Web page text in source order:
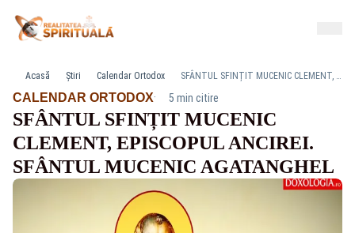
Acasă Știri Calendar Ortodox SFÂNTUL SFINȚIT MUCENIC CLEMENT, EPISCOPUL ANCIREI. SFÂNTUL MUCENIC AGATANGHEL
CALENDAR ORTODOX· 5 min citire
SFÂNTUL SFINȚIT MUCENIC
CLEMENT, EPISCOPUL ANCIREI.
SFÂNTUL MUCENIC AGATANGHEL